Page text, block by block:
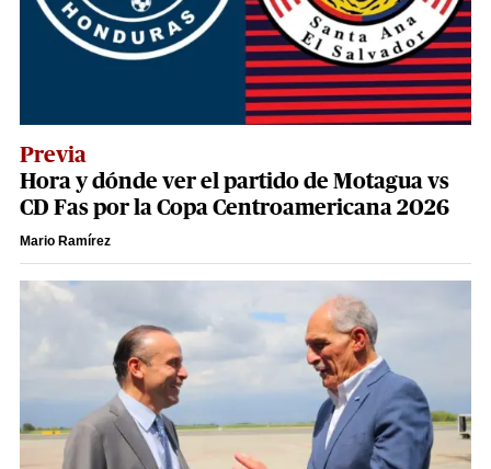
Previa
Hora y dónde ver el partido de Motagua vs
CD Fas por la Copa Centroamericana 2026
Mario Ramírez